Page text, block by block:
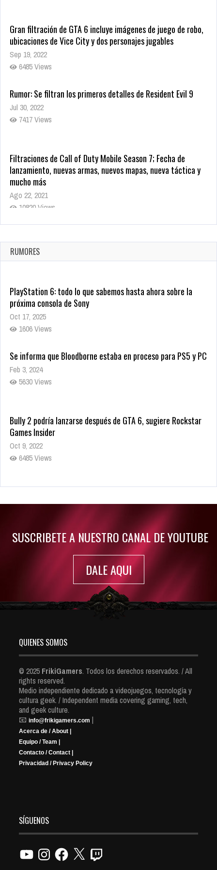
Gran filtración de GTA 6 incluye imágenes de juego de robo,
ubicaciones de Vice City y dos personajes jugables
Sep 19, 2022
6485 Views
Rumor: Se filtran los primeros detalles de Resident Evil 9
Jul 30, 2022
7417 Views
Filtraciones de Call of Duty Mobile Season 7; Fecha de
lanzamiento, nuevas armas, nuevos mapas, nueva táctica y
mucho más
Ago 22, 2021
10820 Views
La configuración de Call of Duty 2021 aparentemente ya fue
Ago 8, 2021
10006 Views
RUMORES
PlayStation 6: todo lo que sabemos hasta ahora sobre la
próxima consola de Sony
Oct 17, 2025
1606 Views
Se informa que Bloodborne estaba en proceso para PS5 y PC
Feb 3, 2024
5630 Views
Bully 2 podría lanzarse después de GTA 6, sugiere Rockstar
Games Insider
Oct 9, 2022
6485 Views
Rumor: Se filtran los primeros detalles de Resident Evil 9
SUSCRIBETE A NUESTRO CANAL DE YOUTUBE
DALE AQUI
QUIENES SOMOS
© 2025 FrikiGamers. Todos los derechos reservados. / All
rights reserved.
Medio independiente dedicado a videojuegos, tecnología y
cultura geek. / Independent media covering gaming, tech,
and geek culture.
📧 info@frikigamers.com |
Acerca de / About |
Equipo / Team |
Contacto / Contact |
Privacidad / Privacy Policy
SÍGUENOS
YouTubeInstagramFacebook
X Twitch